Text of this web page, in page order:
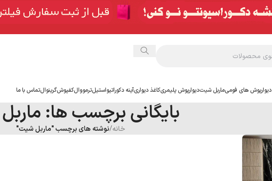
دیوارپوش های فومیماربل شیتدیوارپوش پلیمریکاغذ دیواریآینه دکوراتیواستیلترمووالکفپوشگرینوالتماس با ما
بایگانی برچسب ها:
خانه/نوشته های برچسب "ماربل شیت"